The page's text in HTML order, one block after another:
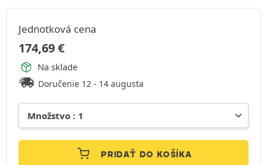
Jednotková cena
174,69€
Na sklade
Doručenie 12 - 14 augusta
PRIDAŤ DO KOŠÍKA